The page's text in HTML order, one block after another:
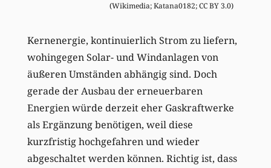
(Wikimedia; Katana0182; CC BY 3.0)
Kernenergie, kontinuierlich Strom zu liefern,
wohingegen Solar- und Windanlagen von
äußeren Umständen abhängig sind. Doch
gerade der Ausbau der erneuerbaren
Energien würde derzeit eher Gaskraftwerke
als Ergänzung benötigen, weil diese
kurzfristig hochgefahren und wieder
abgeschaltet werden können. Richtig ist, dass